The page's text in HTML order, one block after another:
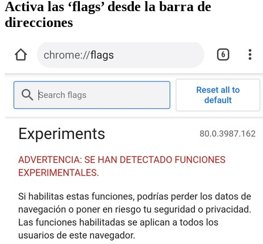
Activa las ‘flags’ desde la barra de
direcciones